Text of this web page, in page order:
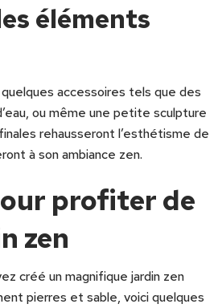
éléments
accessoires tels que des
ou même une petite sculpture
rehausseront l’esthétisme de
à son ambiance zen.
profiter de
zen
créé un magnifique jardin zen
pierres et sable, voici quelques